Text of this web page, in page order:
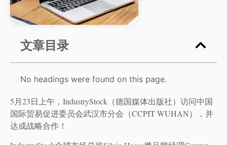
文章目录
No headings were found on this page.
5月23日上午，IndustryStock（德国媒体出版社）访问中国
国际贸易促进委员会武汉市分会（CCPIT WUHAN），并
达成战略合作！